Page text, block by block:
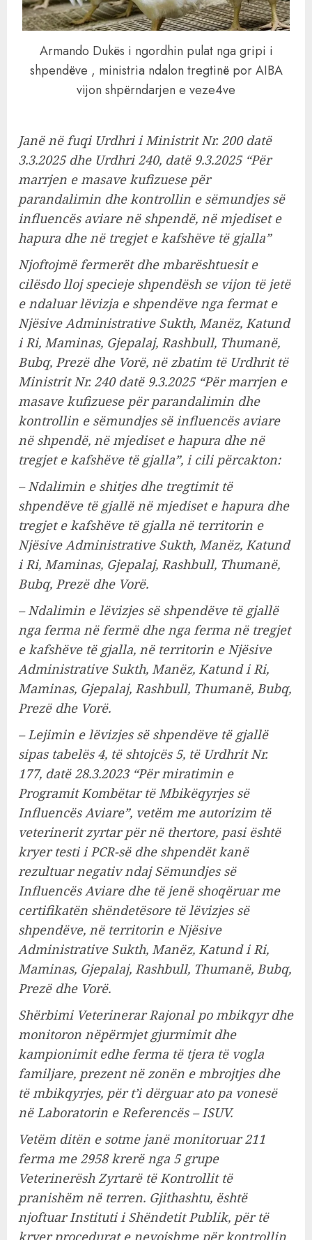
Armando Dukës i ngordhin pulat nga gripi i
shpendëve , ministria ndalon tregtinë por AIBA
vijon shpërndarjen e veze4ve
Janë në fuqi Urdhri i Ministrit Nr. 200 datë
3.3.2025 dhe Urdhri 240, datë 9.3.2025 “Për
marrjen e masave kufizuese për
parandalimin dhe kontrollin e sëmundjes së
influencës aviare në shpendë, në mjediset e
hapura dhe në tregjet e kafshëve të gjalla”
Njoftojmë fermerët dhe mbarështuesit e
cilësdo lloj specieje shpendësh se vijon të jetë
e ndaluar lëvizja e shpendëve nga fermat e
Njësive Administrative Sukth, Manëz, Katund
i Ri, Maminas, Gjepalaj, Rashbull, Thumanë,
Bubq, Prezë dhe Vorë, në zbatim të Urdhrit të
Ministrit Nr. 240 datë 9.3.2025 “Për marrjen e
masave kufizuese për parandalimin dhe
kontrollin e sëmundjes së influencës aviare
në shpendë, në mjediset e hapura dhe në
tregjet e kafshëve të gjalla”, i cili përcakton:
– Ndalimin e shitjes dhe tregtimit të
shpendëve të gjallë në mjediset e hapura dhe
tregjet e kafshëve të gjalla në territorin e
Njësive Administrative Sukth, Manëz, Katund
i Ri, Maminas, Gjepalaj, Rashbull, Thumanë,
Bubq, Prezë dhe Vorë.
– Ndalimin e lëvizjes së shpendëve të gjallë
nga ferma në fermë dhe nga ferma në tregjet
e kafshëve të gjalla, në territorin e Njësive
Administrative Sukth, Manëz, Katund i Ri,
Maminas, Gjepalaj, Rashbull, Thumanë, Bubq,
Prezë dhe Vorë.
– Lejimin e lëvizjes së shpendëve të gjallë
sipas tabelës 4, të shtojcës 5, të Urdhrit Nr.
177, datë 28.3.2023 “Për miratimin e
Programit Kombëtar të Mbikëqyrjes së
Influencës Aviare”, vetëm me autorizim të
veterinerit zyrtar për në thertore, pasi është
kryer testi i PCR-së dhe shpendët kanë
rezultuar negativ ndaj Sëmundjes së
Influencës Aviare dhe të jenë shoqëruar me
certifikatën shëndetësore të lëvizjes së
shpendëve, në territorin e Njësive
Administrative Sukth, Manëz, Katund i Ri,
Maminas, Gjepalaj, Rashbull, Thumanë, Bubq,
Prezë dhe Vorë.
Shërbimi Veterinerar Rajonal po mbikqyr dhe
monitoron nëpërmjet gjurmimit dhe
kampionimit edhe ferma të tjera të vogla
familjare, prezent në zonën e mbrojtjes dhe
të mbikqyrjes, për t’i dërguar ato pa vonesë
në Laboratorin e Referencës – ISUV.
Vetëm ditën e sotme janë monitoruar 211
ferma me 2958 krerë nga 5 grupe
Veterinerësh Zyrtarë të Kontrollit të
pranishëm në terren. Gjithashtu, është
njoftuar Instituti i Shëndetit Publik, për të